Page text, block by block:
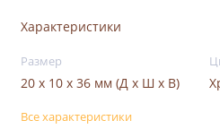
Характеристики
Размер
20 x 10 x 36 мм (Д x Ш x В)
Все характеристики